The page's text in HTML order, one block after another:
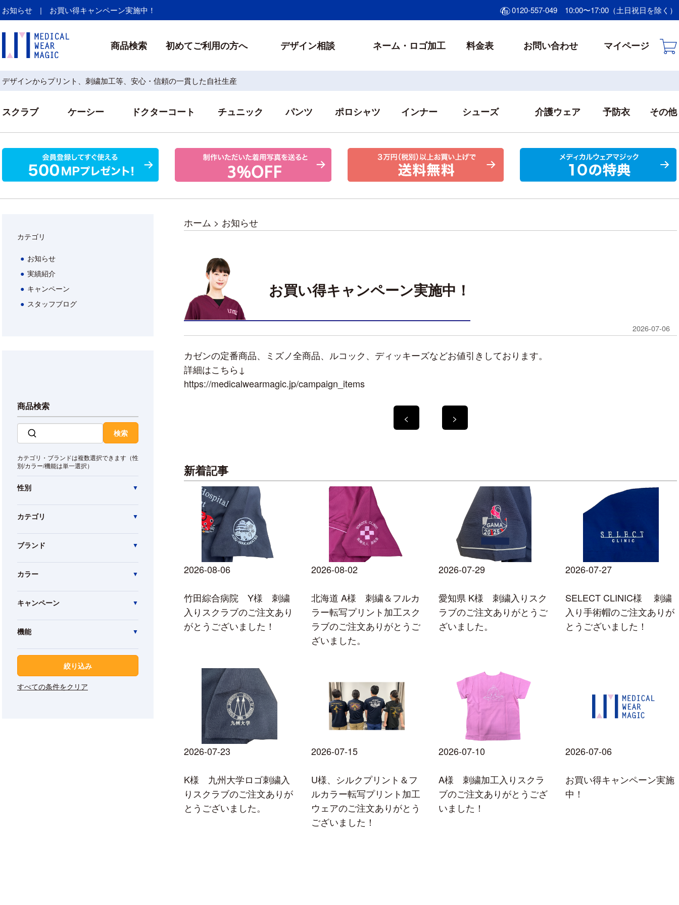
お知らせ | お買い得キャンペーン実施中！ 0120-557-049 10:00〜17:00（土日祝日を除く）
商品検索 初めてご利用の方へ デザイン相談 ネーム・ロゴ加工 料金表 お問い合わせ マイページ
デザインからプリント、刺繍加工等、安心・信頼の一貫した自社生産
スクラブ ケーシー ドクターコート チュニック パンツ ポロシャツ インナー シューズ 介護ウェア 予防衣 その他
カテゴリ
お知らせ
実績紹介
キャンペーン
スタッフブログ
商品検索
カテゴリ・ブランドは複数選択できます（性
別/カラー/機能は単一選択）
性別
カテゴリ
ブランド
カラー
キャンペーン
機能
絞り込み
すべての条件をクリア
ホーム > お知らせ
お買い得キャンペーン実施中！
2026-07-06
カゼンの定番商品、ミズノ全商品、ルコック、ディッキーズなどお値引きしております。
詳細はこちら↓
https://medicalwearmagic.jp/campaign_items
< >
新着記事
2026-08-06
竹田綜合病院 Y様 刺繍
入りスクラブのご注文あり
がとうございました！
2026-08-02
北海道 A様 刺繍＆フルカ
ラー転写プリント加工スク
ラブのご注文ありがとうご
ざいました。
2026-07-29
愛知県 K様 刺繍入りスク
ラブのご注文ありがとうご
ざいました。
2026-07-27
SELECT CLINIC様 刺繍
入り手術帽のご注文ありが
とうございました！
2026-07-23
K様 九州大学ロゴ刺繍入
りスクラブのご注文ありが
とうございました。
2026-07-15
U様、シルクプリント＆フ
ルカラー転写プリント加工
ウェアのご注文ありがとう
ございました！
2026-07-10
A様 刺繍加工入りスクラ
ブのご注文ありがとうござ
いました！
2026-07-06
お買い得キャンペーン実施
中！